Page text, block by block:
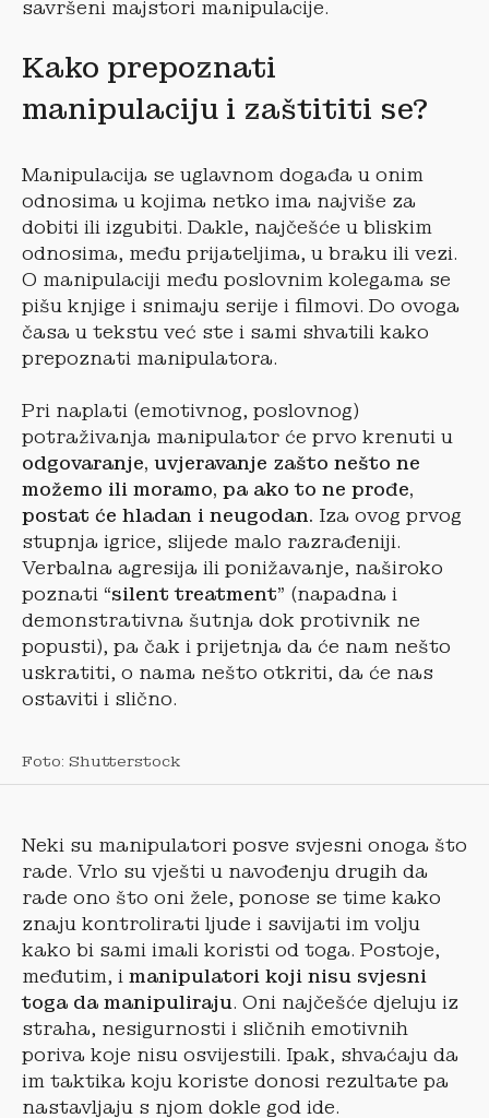
savršeni majstori manipulacije.
Kako prepoznati
manipulaciju i zaštititi se?
Manipulacija se uglavnom događa u onim
odnosima u kojima netko ima najviše za
dobiti ili izgubiti. Dakle, najčešće u bliskim
odnosima, među prijateljima, u braku ili vezi.
O manipulaciji među poslovnim kolegama se
pišu knjige i snimaju serije i filmovi. Do ovoga
časa u tekstu već ste i sami shvatili kako
prepoznati manipulatora.
Pri naplati (emotivnog, poslovnog)
potraživanja manipulator će prvo krenuti u
odgovaranje, uvjeravanje zašto nešto ne
možemo ili moramo, pa ako to ne prođe,
postat će hladan i neugodan. Iza ovog prvog
stupnja igrice, slijede malo razrađeniji.
Verbalna agresija ili ponižavanje, naširoko
poznati “silent treatment” (napadna i
demonstrativna šutnja dok protivnik ne
popusti), pa čak i prijetnja da će nam nešto
uskratiti, o nama nešto otkriti, da će nas
ostaviti i slično.
Foto: Shutterstock
Neki su manipulatori posve svjesni onoga što
rade. Vrlo su vješti u navođenju drugih da
rade ono što oni žele, ponose se time kako
znaju kontrolirati ljude i savijati im volju
kako bi sami imali koristi od toga. Postoje,
međutim, i manipulatori koji nisu svjesni
toga da manipuliraju. Oni najčešće djeluju iz
straha, nesigurnosti i sličnih emotivnih
poriva koje nisu osvijestili. Ipak, shvaćaju da
im taktika koju koriste donosi rezultate pa
nastavljaju s njom dokle god ide.